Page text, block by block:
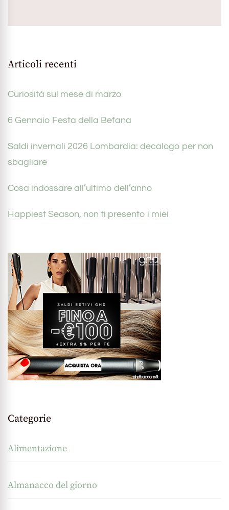
Articoli recenti
Curiosità sul mese di marzo
6 Gennaio Festa della Befana
Saldi invernali 2026 Lombardia: decalogo per non
sbagliare
Cosa indossare all’ultimo dell’anno
Happiest Season, non ti presento i miei
Categorie
Alimentazione
Almanacco del giorno